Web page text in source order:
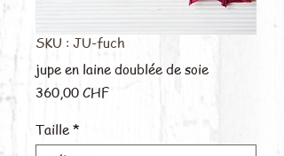
SKU : JU-fuch
jupe en laine doublée de soie
360,00 CHFPrix
Taille *